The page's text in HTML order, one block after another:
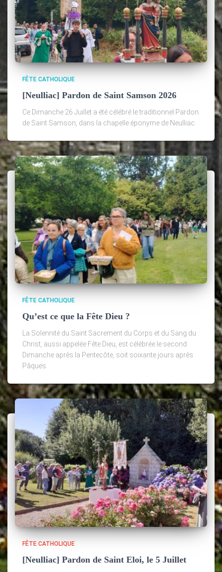
FÊTE CATHOLIQUE
[Neulliac] Pardon de Saint Samson 2026
Ce Dimanche 26 Juillet a été célébré le traditionnel Pardon
de Saint Samson, dans la chapelle éponyme de Neulliac.
FÊTE CATHOLIQUE
Qu’est ce que la Fête Dieu ?
La Solennité du Saint Sacrement du Corps et du Sang du
Christ, aussi appelée Fête Dieu, est célébrée le second
Dimanche après la Pentecôte, soit soixante jours après
Pâques.
FÊTE CATHOLIQUE
[Neulliac] Pardon de Saint Eloi, le 5 Juillet